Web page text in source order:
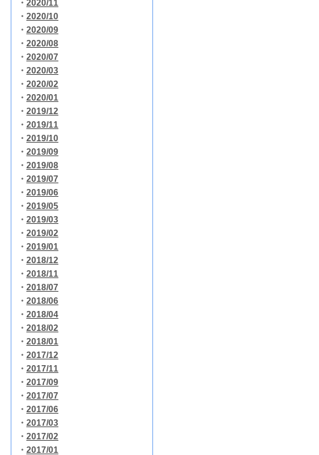
・ 2020/11
・ 2020/10
・ 2020/09
・ 2020/08
・ 2020/07
・ 2020/03
・ 2020/02
・ 2020/01
・ 2019/12
・ 2019/11
・ 2019/10
・ 2019/09
・ 2019/08
・ 2019/07
・ 2019/06
・ 2019/05
・ 2019/03
・ 2019/02
・ 2019/01
・ 2018/12
・ 2018/11
・ 2018/07
・ 2018/06
・ 2018/04
・ 2018/02
・ 2018/01
・ 2017/12
・ 2017/11
・ 2017/09
・ 2017/07
・ 2017/06
・ 2017/03
・ 2017/02
・ 2017/01